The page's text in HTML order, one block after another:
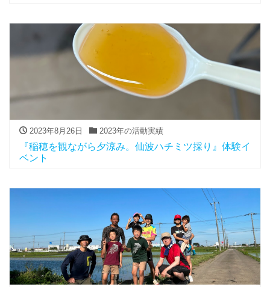
2023年8月26日 2023年の活動実績
『稲穂を観ながら夕涼み。仙波ハチミツ採り』体験イ
ベント